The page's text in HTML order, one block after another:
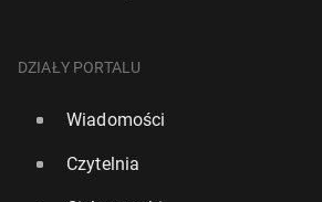
DZIAŁY PORTALU
Wiadomości
Czytelnia